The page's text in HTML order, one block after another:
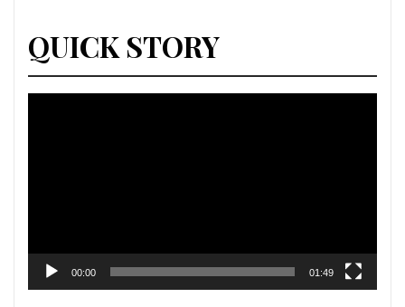
QUICK STORY
00:00 01:49